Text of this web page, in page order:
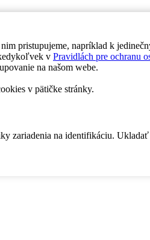
pristupujeme, napríklad k
v Pravidlách pre ochranu
na našom webe.
v pätičke stránky.
zariadenia na identifikáciu.